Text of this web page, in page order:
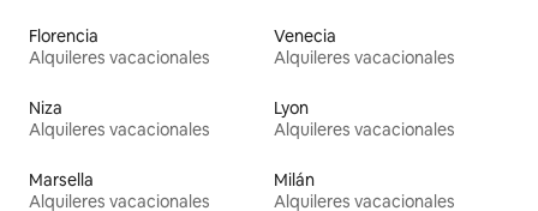
Florencia
Alquileres vacacionales
Venecia
Alquileres vacacionales
Niza
Alquileres vacacionales
Lyon
Alquileres vacacionales
Marsella
Alquileres vacacionales
Milán
Alquileres vacacionales